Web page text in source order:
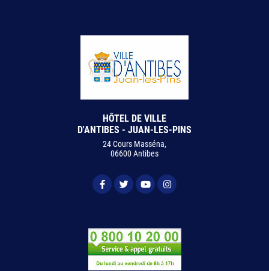
HÔTEL DE VILLE
D'ANTIBES - JUAN-LES-PINS
24 Cours Masséna,
06600 Antibes